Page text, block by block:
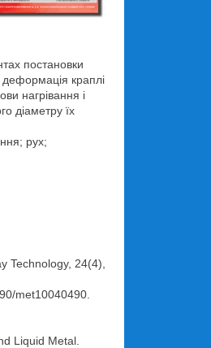
постановки
краплі
нагрівання і
діаметру їх
рух;
Technology, 24(4),
met10040490.
Liquid Metal.